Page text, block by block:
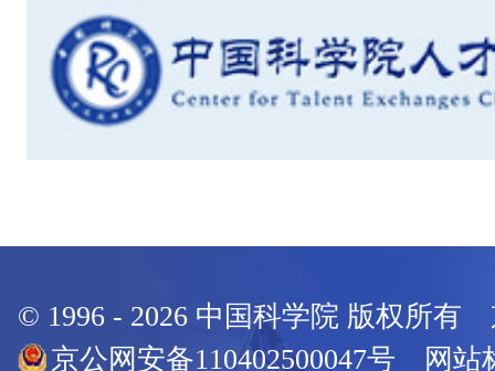
© 1996 - 2026 中国科学院 版权所有
京公网安备110402500047号 网站